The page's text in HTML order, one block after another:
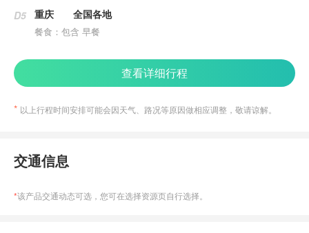
D5 重庆 全国各地
餐食：包含 早餐
查看详细行程
以上行程时间安排可能会因天气、路况等原因做相应调整，敬请谅解。
交通信息
*该产品交通动态可选，您可在选择资源页自行选择。